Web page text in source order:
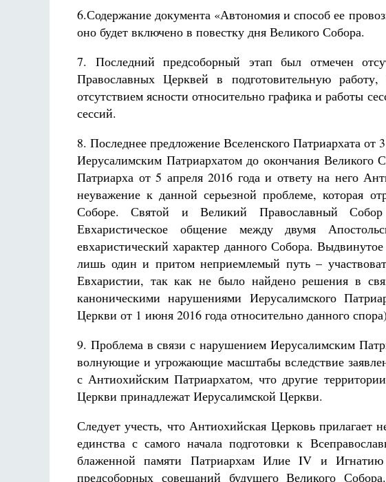
6.Содержание документа «Автономия и способ ее
оно будет включено в повестку дня Великого Собора.
7. Последний предсоборный этап был отмечен
Православных Церквей в подготовительную
отсутствием ясности относительно графика и работы
сессий.
8. Последнее предложение Вселенского Патриархата от
Иерусалимским Патриархатом до окончания Великого
Патриарха от 5 апреля 2016 года и ответу на него
неуважение к данной серьезной проблеме, которая
Соборе. Святой и Великий Православный
Евхаристическое общение между двумя
евхаристический характер данного Собора.
лишь один и притом неприемлемый путь –
Евхаристии, так как не было найдено решения в
каноническими нарушениями Иерусалимского
Церкви от 1 июня 2016 года относительно данного
9. Проблема в связи с нарушением Иерусалимским
волнующие и угрожающие масштабы вследствие
с Антиохийским Патриархатом, что другие
Церкви принадлежат Иерусалимской Церкви.
Следует учесть, что Антиохийская Церковь прилагает
единства с самого начала подготовки к
блаженной памяти Патриархам Илие IV и
предсоборных совещаний будущего Великого